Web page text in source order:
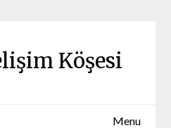
Köşesi
Menu